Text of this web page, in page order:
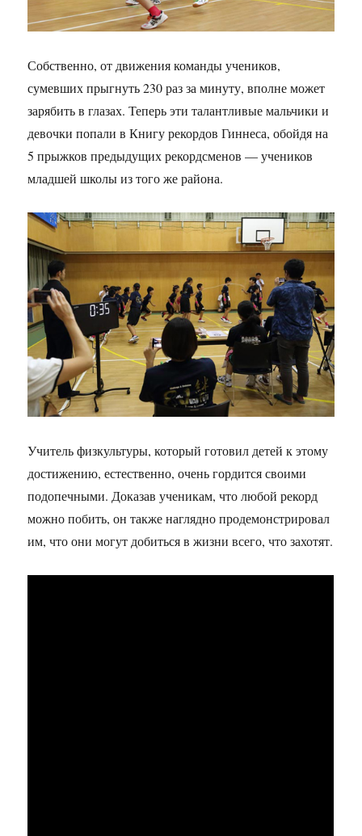
Собственно, от движения команды учеников,
сумевших прыгнуть 230 раз за минуту, вполне может
зарябить в глазах. Теперь эти талантливые мальчики и
девочки попали в Книгу рекордов Гиннеса, обойдя на
5 прыжков предыдущих рекордсменов — учеников
младшей школы из того же района.
Учитель физкультуры, который готовил детей к этому
достижению, естественно, очень гордится своими
подопечными. Доказав ученикам, что любой рекорд
можно побить, он также наглядно продемонстрировал
им, что они могут добиться в жизни всего, что захотят.